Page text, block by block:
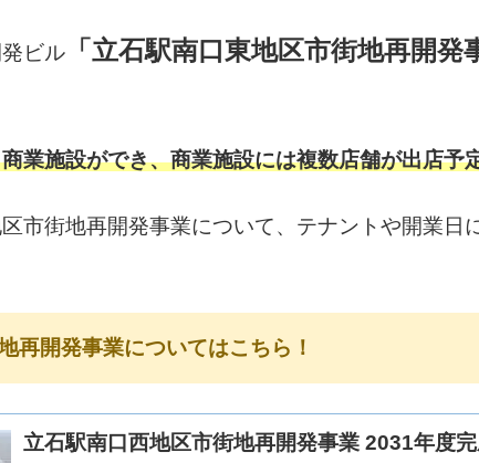
ビル 「立石駅南口東地区市街地再開発
業施設ができ、商業施設には複数店舗が出店予
市街地再開発事業について、テナントや開業日
再開発事業についてはこちら！
立石駅南口西地区市街地再開発事業 2031年度